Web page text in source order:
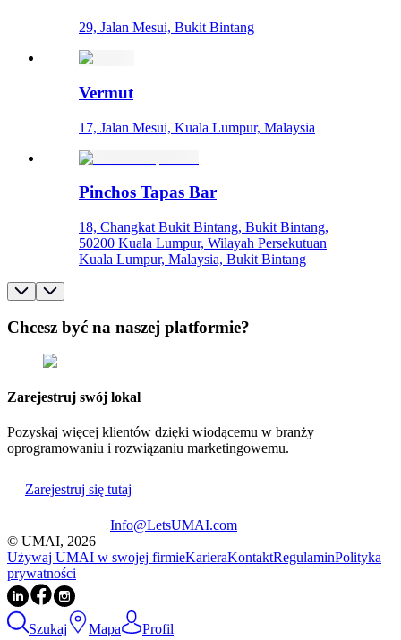
29, Jalan Mesui, Bukit Bintang
Vermut
17, Jalan Mesui, Kuala Lumpur, Malaysia
Pinchos Tapas Bar
18, Changkat Bukit Bintang, Bukit Bintang,
50200 Kuala Lumpur, Wilayah Persekutuan
Kuala Lumpur, Malaysia, Bukit Bintang
Chcesz być na naszej platformie?
Zarejestruj swój lokal
Pozyskaj więcej klientów dzięki wiodącemu w branży
oprogramowaniu i rozwiązaniu marketingowemu.
Zarejestruj się tutaj
Info@LetsUMAI.com
© UMAI, 2026
Używaj UMAI w swojej firmieKarieraKontaktRegulaminPolityka
prywatności
Szukaj Mapa Profil